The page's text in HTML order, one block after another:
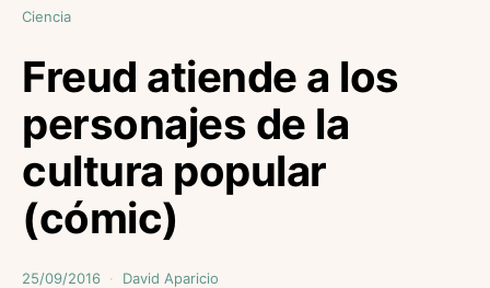
Ciencia
Freud atiende a los
personajes de la
cultura popular
(cómic)
25/09/2016 David Aparicio